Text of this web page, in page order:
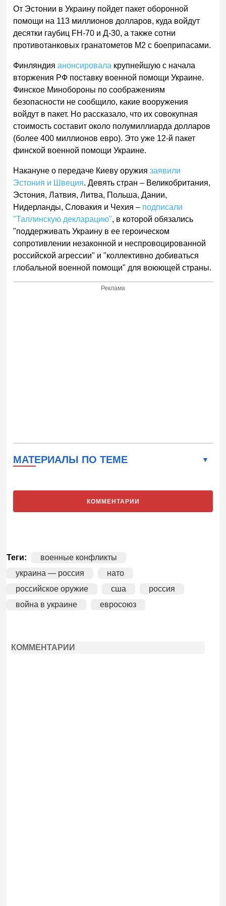
От Эстонии в Украину пойдет пакет оборонной
помощи на 113 миллионов долларов, куда войдут
десятки гаубиц FH-70 и Д-30, а также сотни
противотанковых гранатометов М2 с боеприпасами.
Финляндияанонсировала крупнейшую с начала
вторжения РФ поставку военной помощи Украине.
Финское Минобороны по соображениям
безопасности не сообщило, какие вооружения
войдут в пакет. Но рассказало, что их совокупная
стоимость составит около полумиллиарда долларов
(более 400 миллионов евро). Это уже 12-й пакет
финской военной помощи Украине.
Накануне о передаче Киеву оружиязаявили
Эстония и Швеция. Девять стран – Великобритания,
Эстония, Латвия, Литва, Польша, Дании,
Нидерланды, Словакия и Чехия – подписали
"Таллинскую декларацию", в которой обязались
"поддерживать Украину в ее героическом
сопротивлении незаконной и неспровоцированной
российской агрессии" и "коллективно добиваться
глобальной военной помощи" для воюющей страны.
Реклама
МАТЕРИАЛЫ ПО ТЕМЕ
КОММЕНТАРИИ
Теги:
военные конфликты
украина — россия
нато
российское оружие
сша
россия
война в украине
евросоюз
КОММЕНТАРИИ